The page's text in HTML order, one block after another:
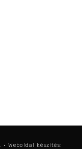
Weboldal készítés: